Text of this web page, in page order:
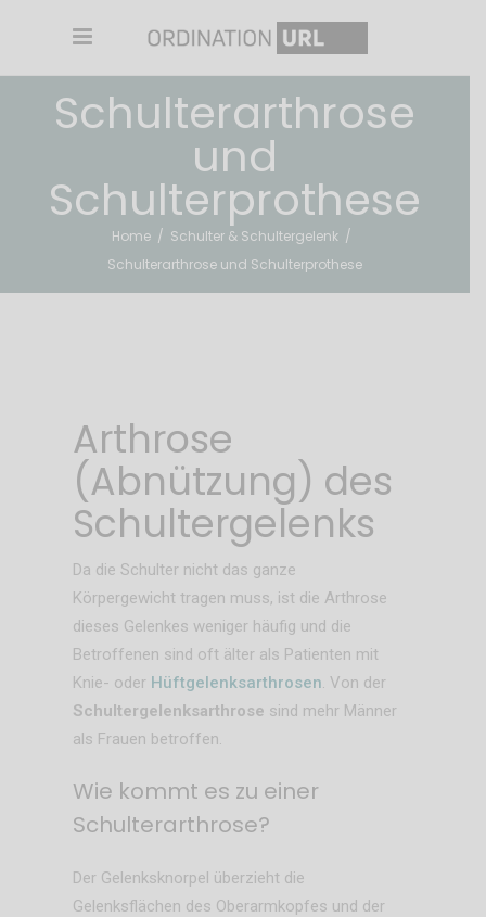
Schulterarthrose
und
Schulterprothese
Home / Schulter & Schultergelenk /
Schulterarthrose und Schulterprothese
Arthrose
(Abnützung) des
Schultergelenks
Da die Schulter nicht das ganze
Körpergewicht tragen muss, ist die Arthrose
dieses Gelenkes weniger häufig und die
Betroffenen sind oft älter als Patienten mit
Knie- oder Hüftgelenksarthrosen. Von der
Schultergelenksarthrose sind mehr Männer
als Frauen betroffen.
Wie kommt es zu einer
Schulterarthrose?
Der Gelenksknorpel überzieht die
Gelenksflächen des Oberarmkopfes und der